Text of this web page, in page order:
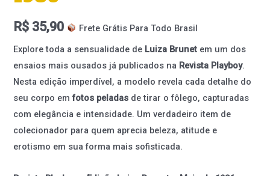
R$ 35,90
Frete Grátis Para Todo Brasil
Explore toda a sensualidade de Luiza Brunet em um dos
ensaios mais ousados já publicados na Revista Playboy.
Nesta edição imperdível, a modelo revela cada detalhe do
seu corpo emfotos peladas de tirar o fôlego, capturadas
com elegância e intensidade. Um verdadeiro item de
colecionador para quem aprecia beleza, atitude e
erotismo em sua forma mais sofisticada.